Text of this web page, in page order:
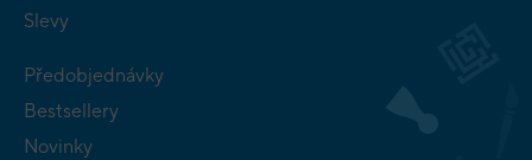
Slevy
Předobjednávky
Bestsellery
Novinky